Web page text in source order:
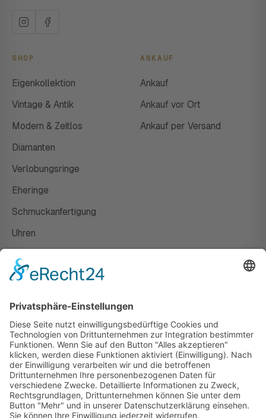
SHOP
Eigenkollektion
Vintage & Antik
Modern & Zeitlos
Diamanten
Verlobungsringe
Eheringe
Schmuckanfertigung
Uhren
ANKAUF
Ankauf
Ankauf vor Ort
Ankauf per Versand
Susanne Steiger
Geschäfte
Newsletter
Kontakt